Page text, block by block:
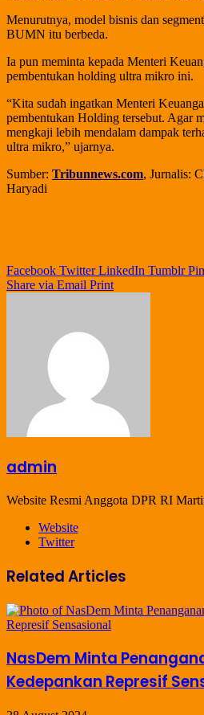
Menurutnya, model bisnis dan
BUMN itu berbeda.
Ia pun meminta kepada Menteri
pembentukan holding ultra mikro ini.
“Kita sudah ingatkan Menteri
pembentukan Holding tersebut. Agar
mengkaji lebih mendalam dampak
ultra mikro,” ujarnya.
Sumber: Tribunnews.com, Jurnalis:
Haryadi
Facebook Twitter LinkedIn Tumblr
Share via Email Print
admin
Website Resmi Anggota DPR RI
Website
Twitter
Related Articles
NasDem Minta
Kedepankan Represif